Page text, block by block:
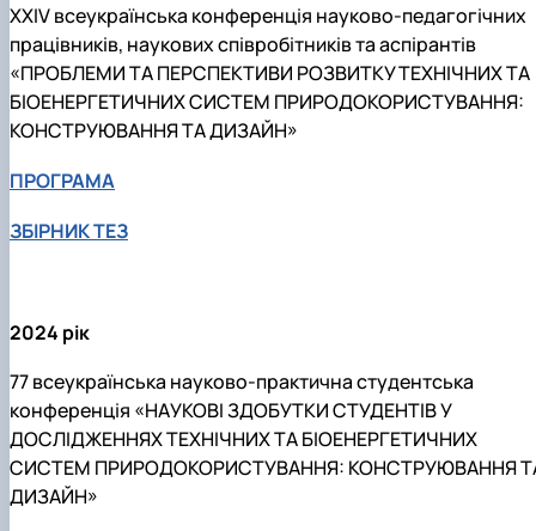
ХХІV всеукраїнська конференція науково-педагогічних
працівників, наукових співробітників та аспірантів
«ПРОБЛЕМИ ТА ПЕРСПЕКТИВИ РОЗВИТКУ ТЕХНІЧНИХ ТА
БІОЕНЕРГЕТИЧНИХ СИСТЕМ ПРИРОДОКОРИСТУВАННЯ:
КОНСТРУЮВАННЯ ТА ДИЗАЙН»
ПРОГРАМА
ЗБІРНИК ТЕЗ
2024 рік
77 всеукраїнська науково-практична студентська
конференція «НАУКОВІ ЗДОБУТКИ СТУДЕНТІВ У
ДОСЛІДЖЕННЯХ ТЕХНІЧНИХ ТА БІОЕНЕРГЕТИЧНИХ
СИСТЕМ ПРИРОДОКОРИСТУВАННЯ: КОНСТРУЮВАННЯ
ДИЗАЙН»